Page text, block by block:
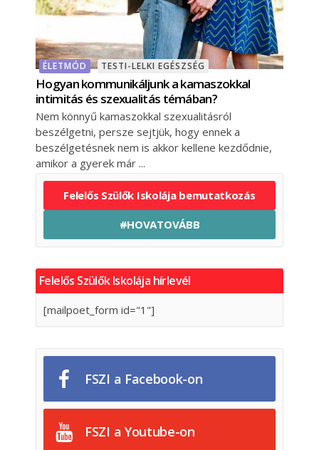
ÉLETMÓD TESTI-LELKI EGÉSZSÉG
Hogyan kommunikáljunk a kamaszokkal
intimitás és szexualitás témában?
Nem könnyű kamaszokkal szexualitásról
beszélgetni, persze sejtjük, hogy ennek a
beszélgetésnek nem is akkor kellene kezdődnie,
amikor a gyerek már
Felelős Szülők Iskolája bemutatkozás
#HOVATOVÁBB
Felelős Szülők Iskolája hírlevél
[mailpoet_form id="1"]
FSZI a Facebook-on
FSZI a Youtube-on